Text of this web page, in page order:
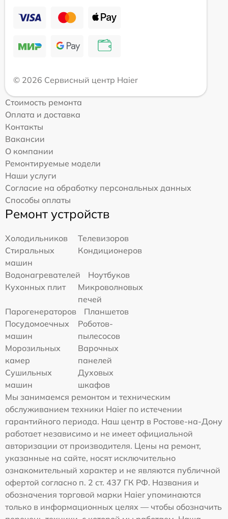
© 2026 Сервисный центр Haier
Стоимость ремонта
Оплата и доставка
Контакты
Вакансии
О компании
Ремонтируемые модели
Наши услуги
Согласие на обработку персональных данных
Способы оплаты
Ремонт устройств
Холодильников
Телевизоров
Стиральных
машин
Кондиционеров
Водонагревателей
Ноутбуков
Кухонных плит
Микроволновых
печей
Парогенераторов
Планшетов
Посудомоечных
машин
Роботов-
пылесосов
Морозильных
камер
Варочных
панелей
Сушильных
машин
Духовых
шкафов
Мы занимаемся ремонтом и техническим
обслуживанием техники Haier по истечении
гарантийного периода. Наш центр в Ростове-на-Дону
работает независимо и не имеет официальной
авторизации от производителя. Цены на ремонт,
указанные на сайте, носят исключительно
ознакомительный характер и не являются публичной
офертой согласно п. 2 ст. 437 ГК РФ. Названия и
обозначения торговой марки Haier упоминаются
только в информационных целях — чтобы обозначить